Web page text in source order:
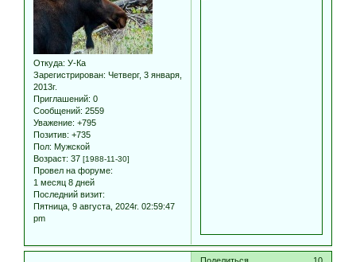
Откуда: У-Ка
Зарегистрирован: Четверг, 3 января,
2013г.
Приглашений: 0
Сообщений: 2559
Уважение: +795
Позитив: +735
Пол: Мужской
Возраст: 37 [1988-11-30]
Провел на форуме:
1 месяц 8 дней
Последний визит:
Пятница, 9 августа, 2024г. 02:59:47
pm